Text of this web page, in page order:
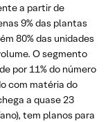
a partir de
9% das plantas
80% das unidades
O segmento
por 11% do número
com matéria do
a quase 23
tem planos para